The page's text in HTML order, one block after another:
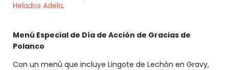
Helados Adela.
Menú Especial de Día de Acción de Gracias de
Polanco
Con un menú que incluye Lingote de Lechón en Gravy,